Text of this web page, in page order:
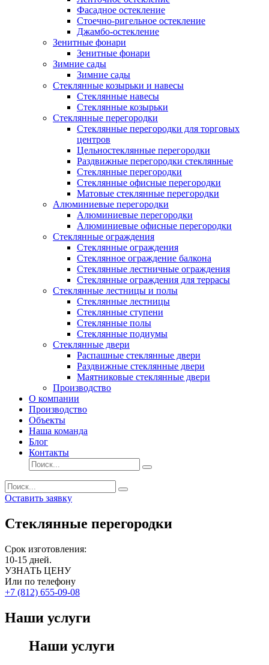
Фасадное остекление
Стоечно-ригельное остекление
Джамбо-остекление
Зенитные фонари
Зенитные фонари
Зимние сады
Зимние сады
Стеклянные козырьки и навесы
Стеклянные навесы
Стеклянные козырьки
Стеклянные перегородки
Стеклянные перегородки для торговых
центров
Цельностеклянные перегородки
Раздвижные перегородки стеклянные
Стеклянные перегородки
Стеклянные офисные перегородки
Матовые стеклянные перегородки
Алюминиевые перегородки
Алюминиевые перегородки
Алюминиевые офисные перегородки
Стеклянные ограждения
Стеклянные ограждения
Стеклянное ограждение балкона
Стеклянные лестничные ограждения
Стеклянные ограждения для террасы
Стеклянные лестницы и полы
Стеклянные лестницы
Стеклянные ступени
Стеклянные полы
Стеклянные подиумы
Стеклянные двери
Распашные стеклянные двери
Раздвижные стеклянные двери
Маятниковые стеклянные двери
Производство
О компании
Производство
Объекты
Наша команда
Блог
Контакты
Оставить заявку
Стеклянные перегородки
Срок изготовления:
10-15 дней.
УЗНАТЬ ЦЕНУ
Или по телефону
+7 (812) 655-09-08
Наши услуги
Наши услуги